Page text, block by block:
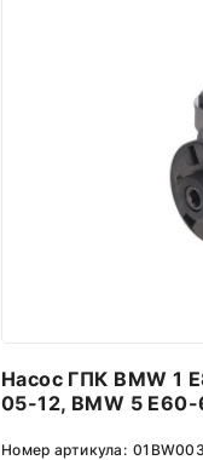
Насос ГПК BMW 1
05-12, BMW 5
Номер артикула: